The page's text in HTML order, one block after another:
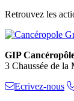
Retrouvez les
GIP
3 Chaussée de
Ecrivez-nous